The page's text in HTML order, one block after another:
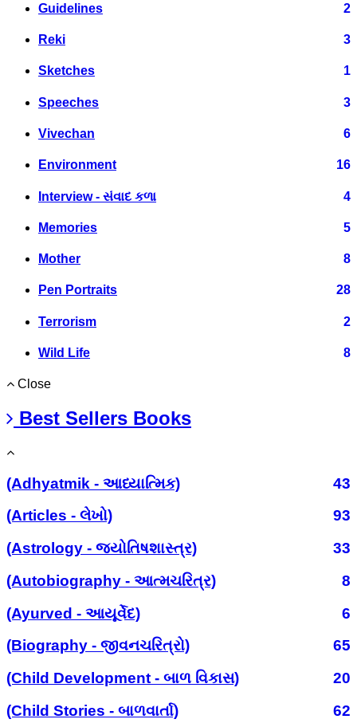
Guidelines 2
Reki 3
Sketches 1
Speeches 3
Vivechan 6
Environment 16
Interview - સંવાદ કળા 4
Memories 5
Mother 8
Pen Portraits 28
Terrorism 2
Wild Life 8
Close
Best Sellers Books
(Adhyatmik - આધ્યાત્મિક)
43
(Articles - લેખો)
93
(Astrology - જ્યોતિષશાસ્ત્ર)
33
(Autobiography - આત્મચરિત્ર)
8
(Ayurved - આયૂર્વેદ)
6
(Biography - જીવનચરિત્રો)
65
(Child Development - બાળ વિકાસ)
20
(Child Stories - બાળવાર્તા)
62